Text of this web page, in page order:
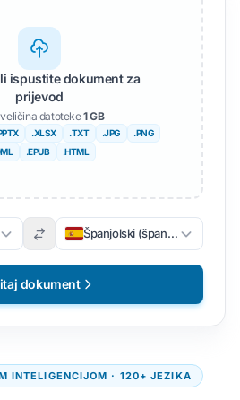
INTELIGENCIJOM · 120+ JEZIKA
ispustite dokument za
prijevod
datoteke1 GB
.XLSX .TXT .JPG
.PNG
.EPUB .HTML
Španjolski (španjolski)
dokument